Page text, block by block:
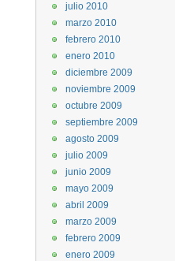
julio 2010
marzo 2010
febrero 2010
enero 2010
diciembre 2009
noviembre 2009
octubre 2009
septiembre 2009
agosto 2009
julio 2009
junio 2009
mayo 2009
abril 2009
marzo 2009
febrero 2009
enero 2009